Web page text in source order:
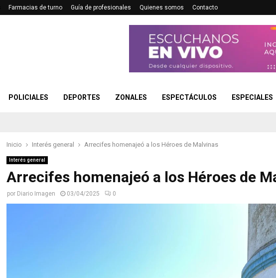
Farmacias de turno Guía de profesionales Quienes somos Contacto
POLICIALES DEPORTES ZONALES ESPECTÁCULOS ESPECIALES
Inicio Interés general Arrecifes homenajeó a los Héroes de Malvinas
Interés general
Arrecifes homenajeó a los Héroes de
por Diario Imagen 03/04/2025 0